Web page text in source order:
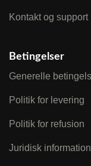
Kontakt og support
Betingelser
Generelle
Politik for levering
Politik for refusion
Juridisk information